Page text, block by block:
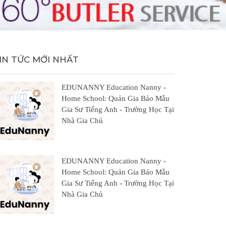
TỨC MỚI NHẤT
EDUNANNY Education Nanny -
Home School: Quản Gia Bảo Mẫu
Gia Sư Tiếng Anh - Trường Học Tại
Nhà Gia Chủ
EDUNANNY Education Nanny -
Home School: Quản Gia Bảo Mẫu
Gia Sư Tiếng Anh - Trường Học Tại
Nhà Gia Chủ